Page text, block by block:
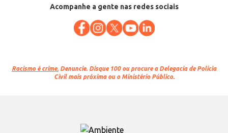
Acompanhe a gente nas redes sociais
Racismo é crime. Denuncie. Disque 100 ou procure a Delegacia de Polícia
Civil mais próxima ou o Ministério Público.